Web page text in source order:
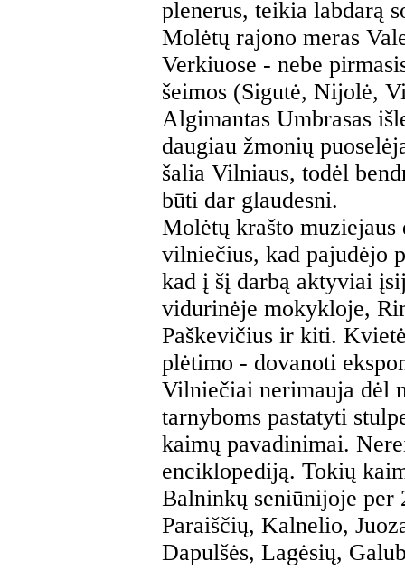
plenerus, teikia labdarą
Molėtų rajono meras
Verkiuose - nebe
šeimos (Sigutė, Nijolė,
Algimantas Umbrasas
daugiau žmonių
šalia Vilniaus, todėl
būti dar glaudesni.
Molėtų krašto
vilniečius, kad pajudėjo
kad į šį darbą aktyviai
vidurinėje mokykloje,
Paškevičius ir kiti.
plėtimo - dovanoti
Vilniečiai nerimauja dėl
tarnyboms pastatyti
kaimų pavadinimai.
enciklopediją. Tokių
Balninkų seniūnijoje per
Paraiščių, Kalnelio,
Dapulšės, Lagėsių,